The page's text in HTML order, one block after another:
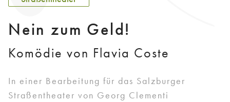
Nein zum Geld!
Komödie von Flavia Coste
In einer Bearbeitung für das Salzburger
Straßentheater von Georg Clementi